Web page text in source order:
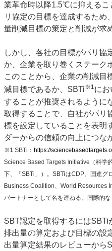
業革命時以降1.5℃に抑えるこ
リ協定の目標を達成するため
量削減目標の策定と削減が求
しかし、各社の目標がパリ協
か、企業を取り巻くステーク
このことから、企業の削減目
減目標であるか、 SBTi※1に
することが推奨されるように
取得することで、自社がパリ
標を設定していることを表明
ダーからの信頼の向上につな
※1 SBTi： https://
Science Based Targets Initiative（科学
下、「SBTi」）。SBTiはCDP、国連グ
Business Coalition、World Resources
パートナーとして名を連ねる、国際的な
SBT認定を取得するにはSBTi
排出量の算定および目標の設
出量算定結果のレビューから